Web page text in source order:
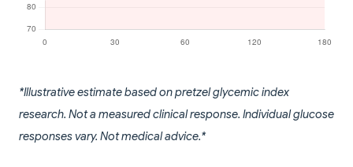
*Illustrative estimate based on pretzel glycemic index
research. Not a measured clinical response. Individual glucose
responses vary. Not medical advice.*